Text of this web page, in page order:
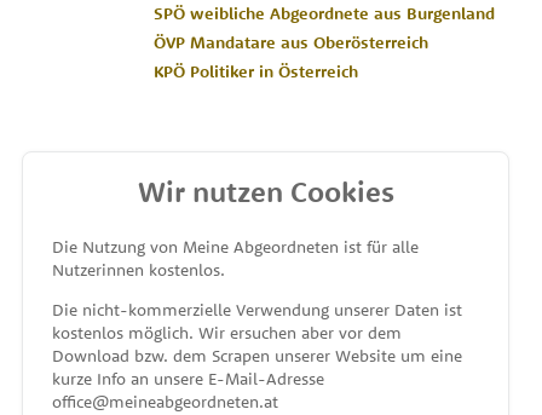
SPÖ weibliche Abgeordnete aus Burgenland
ÖVP Mandatare aus Oberösterreich
KPÖ Politiker in Österreich
MEINE ABGEORDNETEN
unterstützt von
Wir nutzen Cookies
Die Nutzung von Meine Abgeordneten ist für alle
Nutzerinnen kostenlos.
Die nicht-kommerzielle Verwendung unserer Daten ist
kostenlos möglich. Wir ersuchen aber vor dem
Download bzw. dem Scrapen unserer Website um eine
kurze Info an unsere E-Mail-Adresse
office@meineabgeordneten.at